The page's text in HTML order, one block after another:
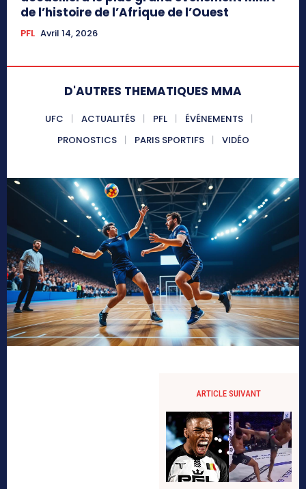
de l’histoire de l’Afrique de l’Ouest
PFL Avril 14, 2026
D'AUTRES THEMATIQUES MMA
UFC ACTUALITÉS PFL
ÉVÉNEMENTS
PRONOSTICS
PARIS SPORTIFS VIDÉO
ARTICLE SUIVANT